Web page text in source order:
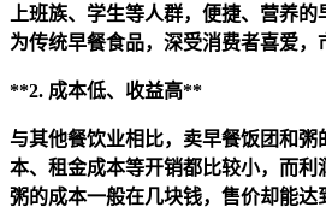
上班族、学生等人群，便捷、营养
为传统早餐食品，深受消费者喜爱，
**2. 成本低、收益高**
与其他餐饮业相比，卖早餐饭团和
本、租金成本等开销都比较小，而利
粥的成本一般在几块钱，售价却能达